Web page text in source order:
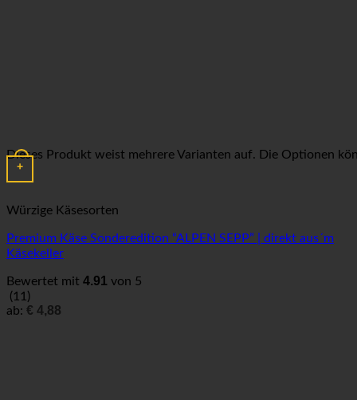
+
Dieses Produkt weist mehrere Varianten auf. Die Optionen
Würzige Käsesorten
Premium Käse Sonderedition “ALPEN SEPP” | direkt aus´m
Käsekeller
Bewertet mit 4.91 von 5
(11)
ab: € 4,88